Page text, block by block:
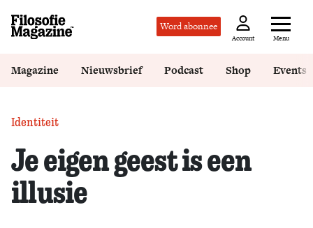
Word abonnee
Account Menu
Magazine Nieuwsbrief Podcast Shop Events
Identiteit
Je eigen geest is een
illusie